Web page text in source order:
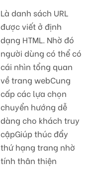
Là danh sách URL
được viết ở định
dạng HTML. Nhờ đó
người dùng có thể có
cái nhìn tổng quan
về trang webCung
cấp các lựa chọn
chuyển hướng dễ
dàng cho khách truy
cậpGiúp thúc đẩy
thứ hạng trang nhờ
tính thân thiện